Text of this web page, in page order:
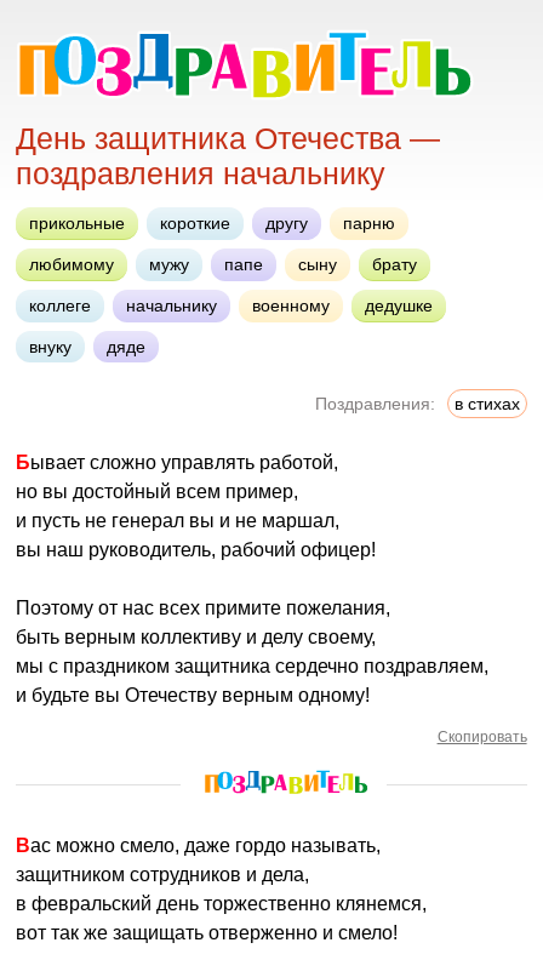
День защитника Отечества —
поздравления начальнику
прикольные короткие другу парню
любимому мужу папе сыну брату
коллеге начальнику военному дедушке
внуку дяде
Поздравления: в стихах
Бывает сложно управлять работой,
но вы достойный всем пример,
и пусть не генерал вы и не маршал,
вы наш руководитель, рабочий офицер!
Поэтому от нас всех примите пожелания,
быть верным коллективу и делу своему,
мы с праздником защитника сердечно поздравляем,
и будьте вы Отечеству верным одному!
Скопировать
Вас можно смело, даже гордо называть,
защитником сотрудников и дела,
в февральский день торжественно клянемся,
вот так же защищать отверженно и смело!